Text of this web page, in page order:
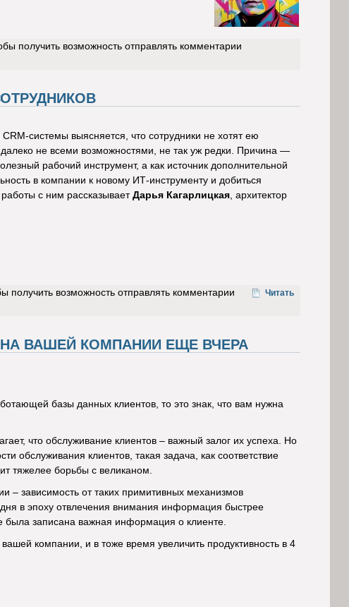
получить возможность отправлять комментарии
системы выясняется, что сотрудники не хотят ею
далеко не всеми возможностями, не так уж редки. Причина —
рабочий инструмент, а как источник дополнительной
в компании к новому ИТ-инструменту и добиться
с ним рассказывает Дарья Кагарлицкая, архитектор
получить возможность отправлять комментарии
Читать
ВАШЕЙ КОМПАНИИ ЕЩЕ ВЧЕРА
базы данных клиентов, то это знак, что вам нужна
что обслуживание клиентов – важный залог их успеха. Но
обслуживания клиентов, такая задача, как соответствие
тяжелее борьбы с великаном.
– зависимость от таких примитивных механизмов
в эпоху отвлечения внимания информация быстрее
была записана важная информация о клиенте.
компании, и в тоже время увеличить продуктивность в 4